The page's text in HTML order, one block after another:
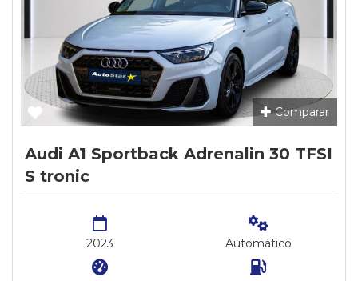
Comparar
Audi A1 Sportback Adrenalin 30 TFSI
S tronic
2023 Automático